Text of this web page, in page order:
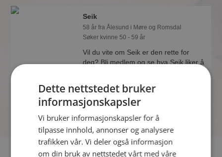
Seik
58 år fra Ålesund i Møre og Romsdal
Søker kvinne 50 - 59 år
Vil du vite om Seik er den rette for
deg? Bli medlem og se hva Seik liker å
Fler single
Dette nettstedet bruker
informasjonskapsler
Vi bruker informasjonskapsler for å
tilpasse innhold, annonser og analysere
trafikken vår. Vi deler også informasjon
om din bruk av nettstedet vårt med våre